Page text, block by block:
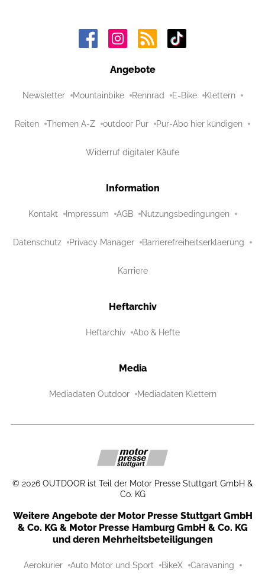
Angebote
Newsletter Mountainbike Rennrad E-Bike Klettern
Reiten Themen A-Z outdoor Pur Pur-Abo hier kündigen
Widerruf digitaler Käufe
Information
Kontakt Impressum AGB Nutzungsbedingungen
Datenschutz Privacy Manager Barrierefreiheitserklaerung
Karriere
Heftarchiv
Heftarchiv Abo & Hefte
Media
Mediadaten Outdoor Mediadaten Klettern
© 2026 OUTDOOR ist Teil der Motor Presse Stuttgart GmbH &
Co. KG
Weitere Angebote der Motor Presse Stuttgart GmbH
& Co. KG & Motor Presse Hamburg GmbH & Co. KG
und deren Mehrheitsbeteiligungen
Aerokurier Auto Motor und Sport BikeX Caravaning